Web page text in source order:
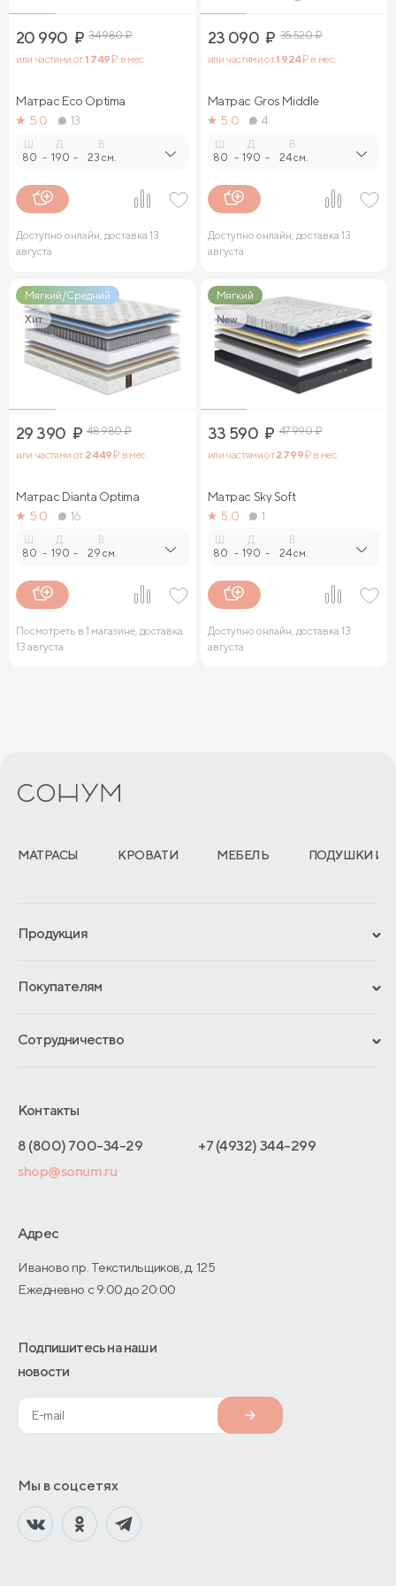
20 990 ₽ 34 980₽
или частями от1 749₽ в мес.
Матрас Eco Optima
5.0
13
Ш.
80 -
Д.
190 -
В.
23 см.
Доступно онлайн, доставка 13
августа
23 090 ₽ 35 520₽
или частями от1 924₽ в мес.
Матрас Gros Middle
5.0
4
Ш.
80 -
Д.
190 -
В.
24 см.
Доступно онлайн, доставка 13
августа
Мягкий/Средний
Хит
29 390 ₽ 48 980₽
или частями от 2 449₽ в мес.
Матрас Dianta Optima
5.0
16
Ш.
80 -
Д.
190 -
В.
29 см.
Посмотреть в 1 магазине, доставка
13 августа
Мягкий
New
33 590 ₽ 47 990₽
или частями от2 799₽ в мес.
Матрас Sky Soft
5.0
1
Ш.
80 -
Д.
190 -
В.
24 см.
Доступно онлайн, доставка 13
августа
МАТРАСЫ КРОВАТИ МЕБЕЛЬ ПОДУШКИ И
Продукция
Гарантии
Отзывы покупателей
Покупателям
Обмен и возврат
Как оформить заказ
Адреса магазинов
Договор-оферты
Сотрудничество
Отельерам
Оптовые продажи
О производстве
Контакты
8 (800) 700-34-29
+7 (4932) 344-299
shop@sonum.ru
Адрес
Иваново пр. Текстильщиков, д. 125
Ежедневно с 9:00 до 20:00
Подпишитесь на наши
новости
Мы в соцсетях